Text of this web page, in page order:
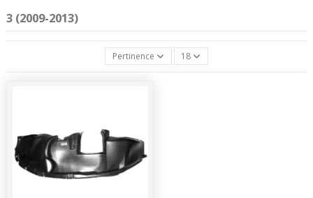
3 (2009-2013)
Pertinence 18